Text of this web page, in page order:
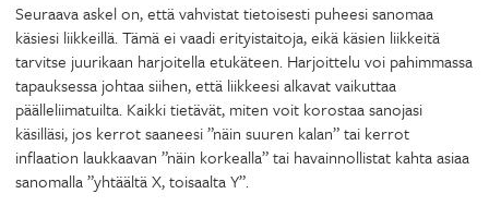
Seuraava askel on, että vahvistat tietoisesti puheesi sanomaa
käsiesi liikkeillä. Tämä ei vaadi erityistaitoja, eikä käsien liikkeitä
tarvitse juurikaan harjoitella etukäteen. Harjoittelu voi pahimmassa
tapauksessa johtaa siihen, että liikkeesi alkavat vaikuttaa
päälleliimatuilta. Kaikki tietävät, miten voit korostaa sanojasi
käsilläsi, jos kerrot saaneesi ”näin suuren kalan” tai kerrot
inflaation laukkaavan ”näin korkealla” tai havainnollistat kahta asiaa
sanomalla ”yhtäältä X, toisaalta Y”.